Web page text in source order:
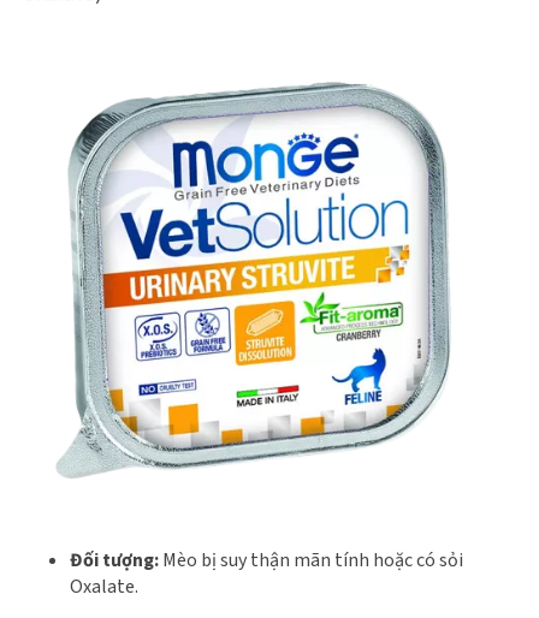
Đối tượng:Mèo bị suy thận mãn tính hoặc có sỏi
Oxalate.